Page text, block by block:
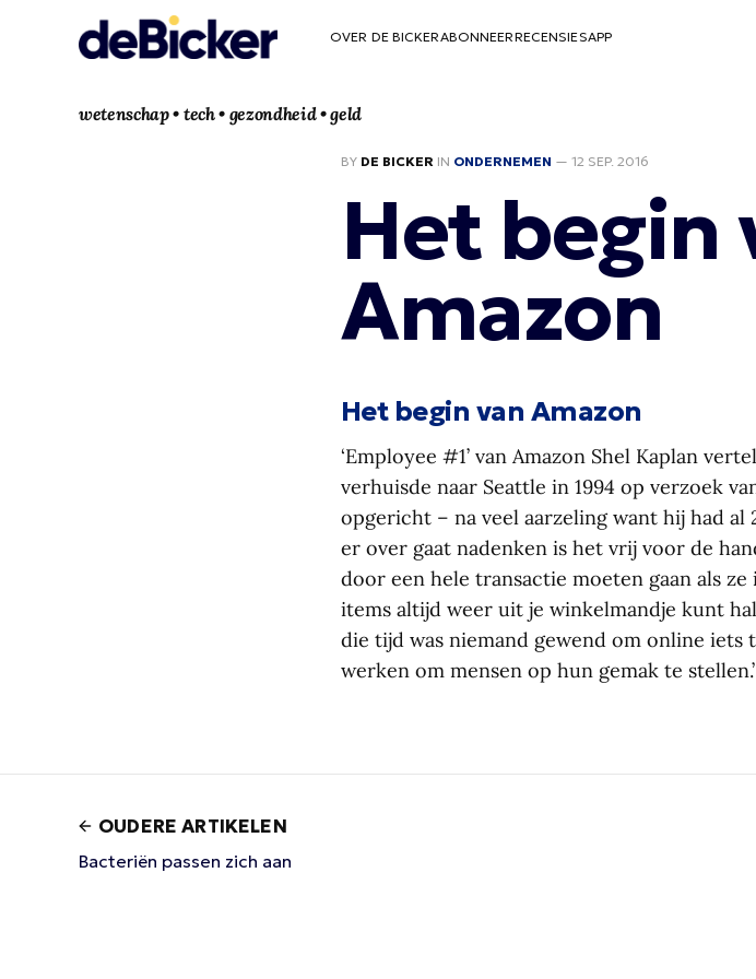
OVER DE BICKERABONNEERRECENSIESAPP
wetenschap • tech • gezondheid • geld
BY DE BICKER IN ONDERNEMEN — 12 SEP. 2016
Het begin
Amazon
Het begin van Amazon
‘Employee #1’ van Amazon Shel Kaplan
verhuisde naar Seattle in 1994 op verzoek
opgericht – na veel aarzeling want hij had al
er over gaat nadenken is het vrij voor de
door een hele transactie moeten gaan als
items altijd weer uit je winkelmandje kunt
die tijd was niemand gewend om online
werken om mensen op hun gemak te stellen.’
OUDERE ARTIKELEN
Bacteriën passen zich aan